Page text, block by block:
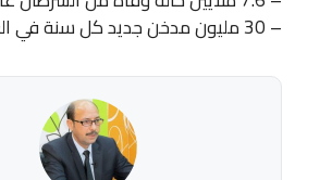
– 30 مليون مدخن جديد كل سنة في العالم.